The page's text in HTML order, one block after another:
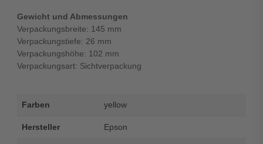
Gewicht und Abmessungen
Verpackungsbreite: 145 mm
Verpackungstiefe: 26 mm
Verpackungshöhe: 102 mm
Verpackungsart: Sichtverpackung
Farben yellow
Hersteller Epson